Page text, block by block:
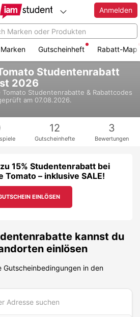
Anmelden
Marken Gutscheinheft Rabatt-Map
Studentenrabatt
2026
Tomato Studentenrabatte & Rabattcodes
am 07.08.2026.
12
Gutscheinhefte
3
Bewertungen
15% Studentenrabatt bei
Tomato – inklusive SALE!
EINLÖSEN
kannst du
einlösen
in den